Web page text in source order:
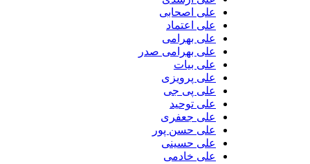
علی اصحابی
علی اعتماد
علی بهرامی
علی بهرامی صدر
علی بیات
علی پرویزی
علی پی جی
علی توحید
علی جعفری
علی حسن پور
علی حسینی
علی خادمی